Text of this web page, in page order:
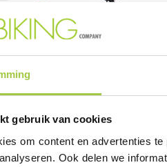
gebruik van cookies
om content en advertenties
Ook delen we
(8)